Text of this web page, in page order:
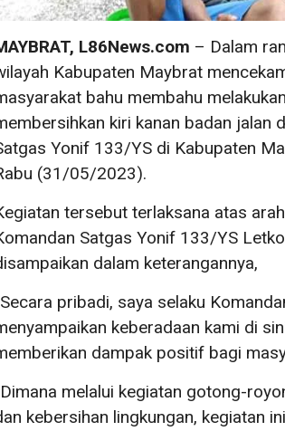
L86News.com – Dalam
Kabupaten Maybrat
bahu membahu
kiri kanan badan jalan
Yonif 133/YS di Kabupaten
(31/05/2023).
tersebut terlaksana atas
Satgas Yonif 133/YS
dalam keterangannya,
pribadi, saya selaku
keberadaan kami di
dampak positif bagi
melalui kegiatan gotong-
kebersihan lingkungan, kegiatan